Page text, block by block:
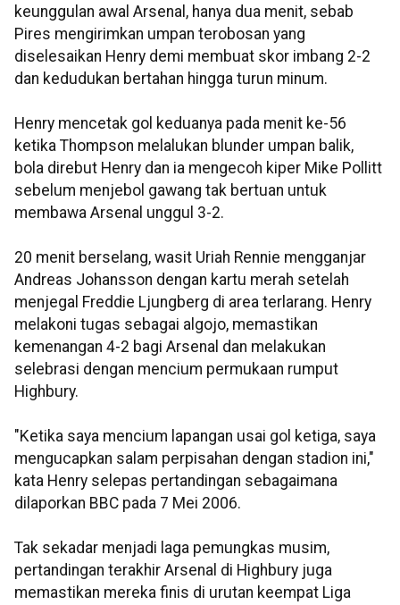
keunggulan awal Arsenal, hanya dua menit, sebab
Pires mengirimkan umpan terobosan yang
diselesaikan Henry demi membuat skor imbang 2-2
dan kedudukan bertahan hingga turun minum.
Henry mencetak gol keduanya pada menit ke-56
ketika Thompson melalukan blunder umpan balik,
bola direbut Henry dan ia mengecoh kiper Mike Pollitt
sebelum menjebol gawang tak bertuan untuk
membawa Arsenal unggul 3-2.
20 menit berselang, wasit Uriah Rennie mengganjar
Andreas Johansson dengan kartu merah setelah
menjegal Freddie Ljungberg di area terlarang. Henry
melakoni tugas sebagai algojo, memastikan
kemenangan 4-2 bagi Arsenal dan melakukan
selebrasi dengan mencium permukaan rumput
Highbury.
"Ketika saya mencium lapangan usai gol ketiga, saya
mengucapkan salam perpisahan dengan stadion ini,"
kata Henry selepas pertandingan sebagaimana
dilaporkan BBC pada 7 Mei 2006.
Tak sekadar menjadi laga pemungkas musim,
pertandingan terakhir Arsenal di Highbury juga
memastikan mereka finis di urutan keempat Liga